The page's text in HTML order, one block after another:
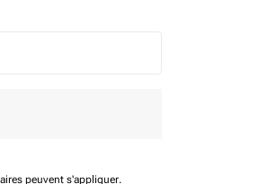
option Round trip Selected
peuvent s'appliquer.